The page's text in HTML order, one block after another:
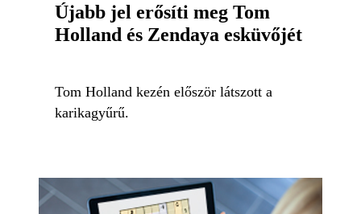
Újabb jel erősíti meg Tom
Holland és Zendaya esküvőjét
Tom Holland kezén először látszott a
karikagyűrű.